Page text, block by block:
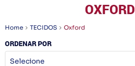
OXFORD
Home TECIDOS Oxford
ORDENAR POR
Selecione